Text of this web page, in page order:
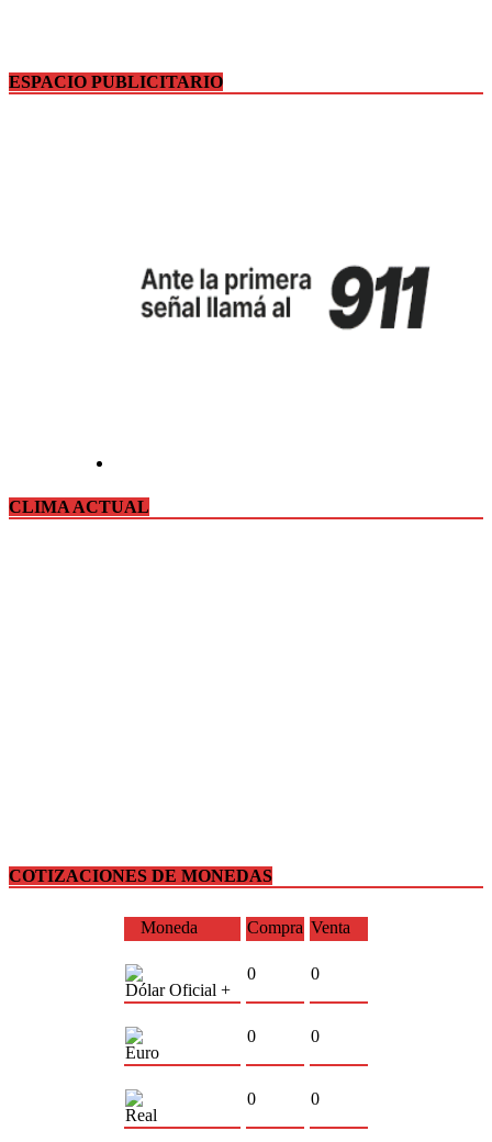
ESPACIO PUBLICITARIO
CLIMA ACTUAL
COTIZACIONES DE MONEDAS
Moneda Compra Venta
Dólar Oficial +
0 0
Euro
0 0
Real
0 0